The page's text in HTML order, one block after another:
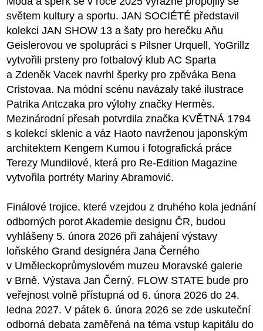
světem kultury a sportu. JAN SOCIÉTÉ představil
kolekci JAN SHOW 13 a šaty pro herečku Aňu
Geislerovou ve spolupráci s Pilsner Urquell, YoGrillz
vytvořili prsteny pro fotbalový klub AC Sparta
a Zdeněk Vacek navrhl šperky pro zpěváka Bena
Cristovaa. Na módní scénu navázaly také ilustrace
Patrika Antczaka pro výlohy značky Hermès.
Mezinárodní přesah potvrdila značka KVĚTNÁ 1794
s kolekcí sklenic a váz Haoto navrženou japonským
architektem Kengem Kumou i fotografická práce
Terezy Mundilové, která pro Re-Edition Magazine
vytvořila portréty Mariny Abramović.
Finálové trojice, které vzejdou z druhého kola jednání
odborných porot Akademie designu ČR, budou
vyhlášeny 5. února 2026 při zahájení výstavy
loňského Grand designéra Jana Černého
v Uměleckoprůmyslovém muzeu Moravské galerie
v Brně. Výstava Jan Černý. FLOW STATE bude pro
veřejnost volně přístupná od 6. února 2026 do 24.
ledna 2027. V pátek 6. února 2026 se zde uskuteční
odborná debata zaměřená na téma vstup kapitálu do